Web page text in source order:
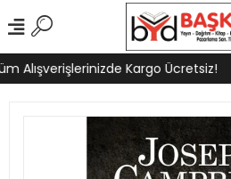
Alışverişlerinizde Kargo Ücretsiz!